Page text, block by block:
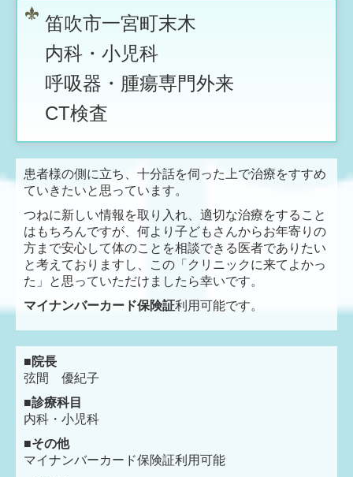
笛吹市一宮町末木
内科・小児科
呼吸器・腫瘍専門外来
CT検査
患者様の側に立ち、十分話を伺った上で治療をすすめ
ていきたいと思っています。
つねに新しい情報を取り入れ、適切な治療をすること
はもちろんですが、何より子どもさんからお年寄りの
方まで安心して体のことを相談できる医者でありたい
と考えておりますし、この「クリニックに来てよかっ
た」と思っていただけましたら幸いです。
マイナンバーカード保険証利用可能です。
■院長
弦間 優紀子
■診療科目
内科・小児科
■その他
マイナンバーカード保険証利用可能